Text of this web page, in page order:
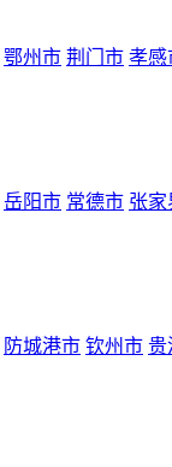
鄂州市 荆门市 孝感
岳阳市 常德市 张家
防城港市 钦州市 贵